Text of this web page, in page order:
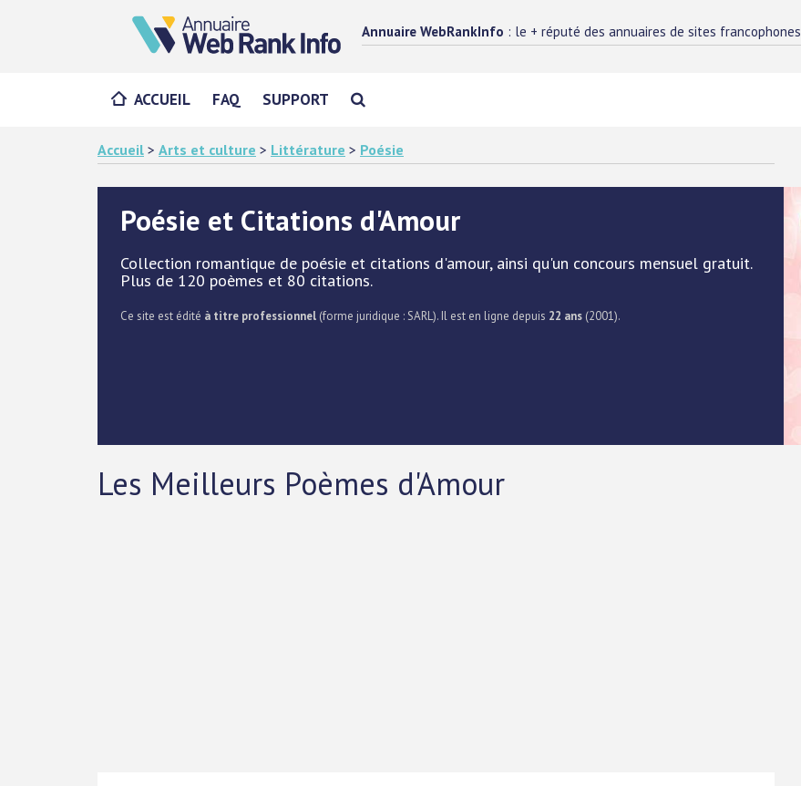
Annuaire WebRankInfo : le + réputé des annuaires de sites francophones
ACCUEIL FAQ SUPPORT
Accueil > Arts et culture > Littérature > Poésie
Poésie et Citations d'Amour
Collection romantique de poésie et citations d'amour, ainsi qu'un concours mensuel gratuit.
Plus de 120 poèmes et 80 citations.
Ce site est édité à titre professionnel (forme juridique : SARL). Il est en ligne depuis 22 ans (2001).
Les Meilleurs Poèmes d'Amour